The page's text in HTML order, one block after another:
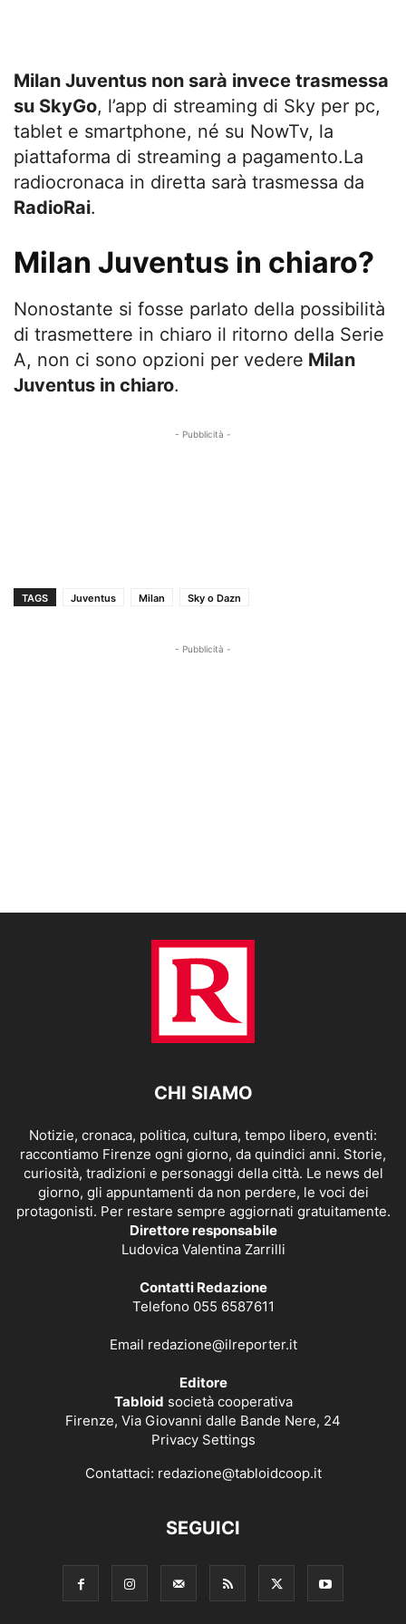
Milan Juventus non sarà invece trasmessa
su SkyGo, l’app di streaming di Sky per pc,
tablet e smartphone, né su NowTv, la
piattaforma di streaming a pagamento.La
radiocronaca in diretta sarà trasmessa da
RadioRai.
Milan Juventus in chiaro?
Nonostante si fosse parlato della possibilità
di trasmettere in chiaro il ritorno della Serie
A, non ci sono opzioni per vedere Milan
Juventus in chiaro.
- Pubblicità -
TAGS Juventus Milan Sky o Dazn
- Pubblicità -
CHI SIAMO
Notizie, cronaca, politica, cultura, tempo libero, eventi:
raccontiamo Firenze ogni giorno, da quindici anni. Storie,
curiosità, tradizioni e personaggi della città. Le news del
giorno, gli appuntamenti da non perdere, le voci dei
protagonisti. Per restare sempre aggiornati gratuitamente.
Direttore responsabile
Ludovica Valentina Zarrilli
Contatti Redazione
Telefono 055 6587611
Email redazione@ilreporter.it
Editore
Tabloid società cooperativa
Firenze, Via Giovanni dalle Bande Nere, 24
Privacy Settings
Contattaci: redazione@tabloidcoop.it
SEGUICI